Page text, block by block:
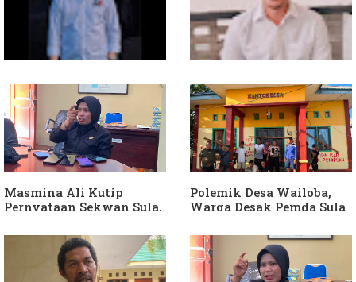
Soal Intervensi Politik,
Langkah Wakil Ketua
Komisi I Bukan
intervensi Politik
Dituding Jadikan
Bendahara Desa Wailoba
sebagai "ATM Berjalan",
Armin Soamole: Harus
Dibuktikan
Masmina Ali Kutip
Pernyataan Sekwan Sula,
Diduga Jadikan
Keponakan "ATM
Berjalan"
Polemik Desa Wailoba,
Warga Desak Pemda Sula
APH Usut Dugaan
Penyimpangan Dana Desa